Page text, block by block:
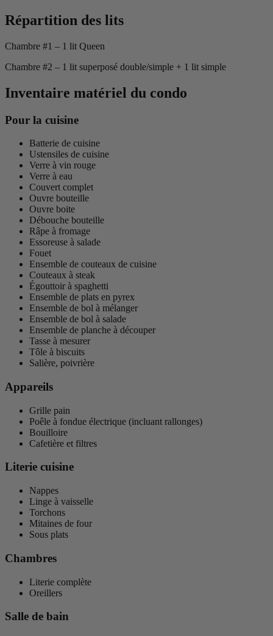
Répartition des lits
Chambre #1 – 1 lit Queen
Chambre #2 – 1 lit superposé double/simple + 1 lit simple
Inventaire matériel du condo
Pour la cuisine
Batterie de cuisine
Ustensiles de cuisine
Verre à vin rouge
Verre à eau
Couvert complet
Ouvre bouteille
Ouvre boite
Débouche bouteille
Râpe à fromage
Essoreuse à salade
Fouet
Ensemble de couteaux de cuisine
Couteaux à steak
Égouttoir à spaghetti
Ensemble de plats en pyrex
Ensemble de bol à mélanger
Ensemble de bol à salade
Ensemble de planche à découper
Tasse à mesurer
Tôle à biscuits
Salière, poivrière
Appareils
Grille pain
Poêle à fondue électrique (incluant rallonges)
Bouilloire
Cafetière et filtres
Literie cuisine
Nappes
Linge à vaisselle
Torchons
Mitaines de four
Sous plats
Chambres
Literie complète
Oreillers
Salle de bain